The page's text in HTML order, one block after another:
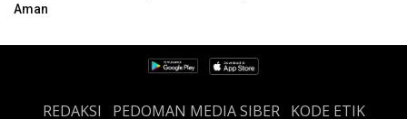
Aman
REDAKSI PEDOMAN MEDIA SIBER KODE ETIK